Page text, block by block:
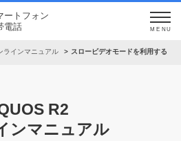
ートフォン
電話
MENU
インマニュアル スロービデオモードを利用する
R2
ンマニュアル